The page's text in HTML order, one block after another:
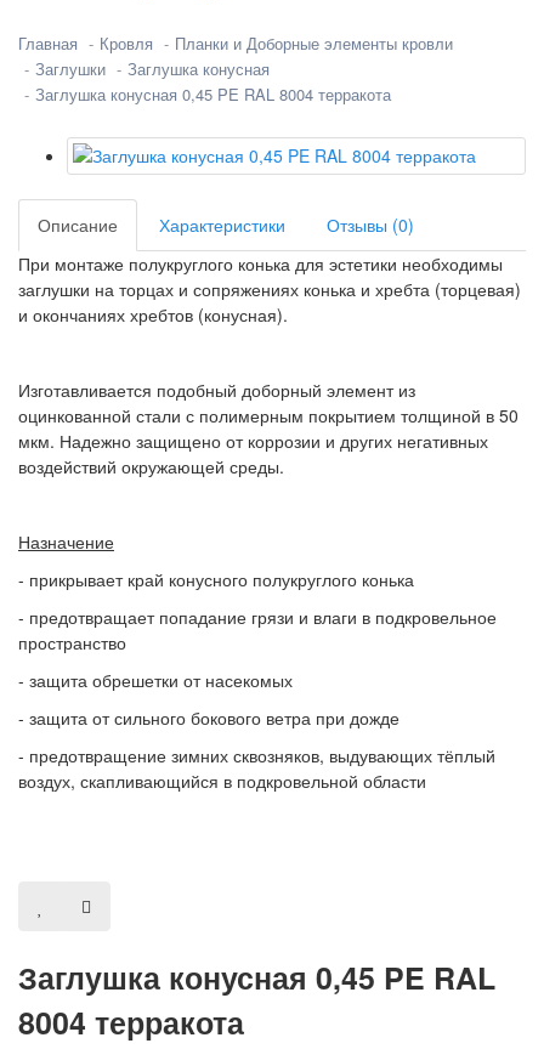
Главная Кровля
Планки и Доборные элементы кровли
Заглушки
Заглушка конусная
Заглушка конусная 0,45 PE RAL 8004 терракота
Описание Характеристики
Отзывы (0)
При монтаже полукруглого конька для эстетики необходимы
заглушки на торцах и сопряжениях конька и хребта (торцевая)
и окончаниях хребтов (конусная).
Изготавливается подобный доборный элемент из
оцинкованной стали с полимерным покрытием толщиной в 50
мкм. Надежно защищено от коррозии и других негативных
воздействий окружающей среды.
Назначение
- прикрывает край конусного полукруглого конька
- предотвращает попадание грязи и влаги в подкровельное
пространство
- защита обрешетки от насекомых
- защита от сильного бокового ветра при дожде
- предотвращение зимних сквозняков, выдувающих тёплый
воздух, скапливающийся в подкровельной области
Заглушка конусная 0,45 PE RAL
8004 терракота